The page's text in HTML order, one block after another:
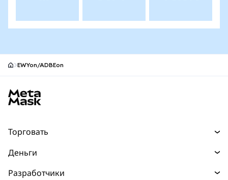
EWYon/ADBEon
Торговать
Деньги
Разработчики